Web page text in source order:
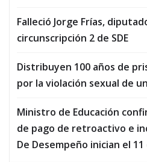
Falleció Jorge Frías,
circunscripción 2 de SDE
Distribuyen 100 años de
por la violación sexual de
Ministro de Educación
de pago de retroactivo e
De Desempeño inician el